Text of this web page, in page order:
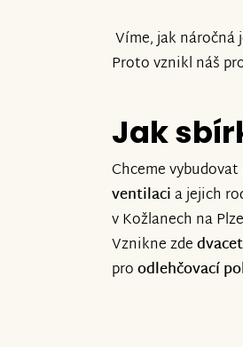
Víme, jak náročná
Proto vznikl náš
Jak
Chceme
ventilacia jejich
v Kožlanech na
Vznikne zde
proodlehčovací